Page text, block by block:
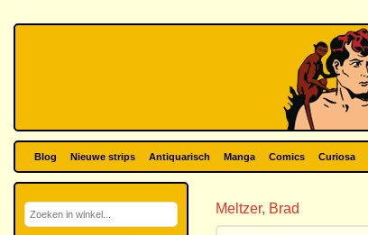
Blog Nieuwe strips Antiquarisch Manga Comics Curiosa
Meltzer, Brad